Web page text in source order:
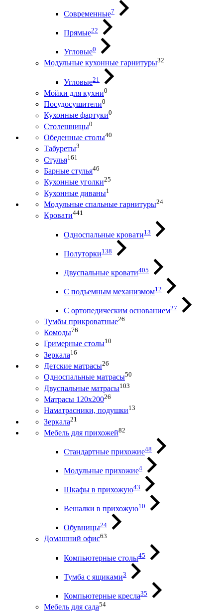
Современные7
Прямые22
Угловые0
Модульные кухонные гарнитуры32
Угловые21
Мойки для кухни0
Посудосушители0
Кухонные фартуки0
Столешницы0
Обеденные столы40
Табуреты3
Стулья161
Барные стулья46
Кухонные уголки25
Кухонные диваны1
Модульные спальные гарнитуры24
Кровати441
Односпальные кровати13
Полуторки138
Двуспальные кровати405
С подъемным механизмом12
С ортопедическим основанием27
Тумбы прикроватные26
Комоды76
Гримерные столы10
Зеркала16
Детские матрасы26
Односпальные матрасы50
Двуспальные матрасы103
Матрасы 120х20026
Наматрасники, подушки13
Зеркала21
Мебель для прихожей82
Стандартные прихожие48
Модульные прихожие4
Шкафы в прихожую43
Вешалки в прихожую10
Обувницы24
Домашний офис63
Компьютерные столы45
Тумба с ящиками3
Компьютерные кресла35
Мебель для сада54